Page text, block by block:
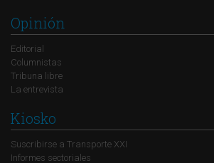
Opinión
Editorial
Columnistas
Tribuna libre
La entrevista
Kiosko
Suscribirse a Transporte XXI
Informes sectoriales